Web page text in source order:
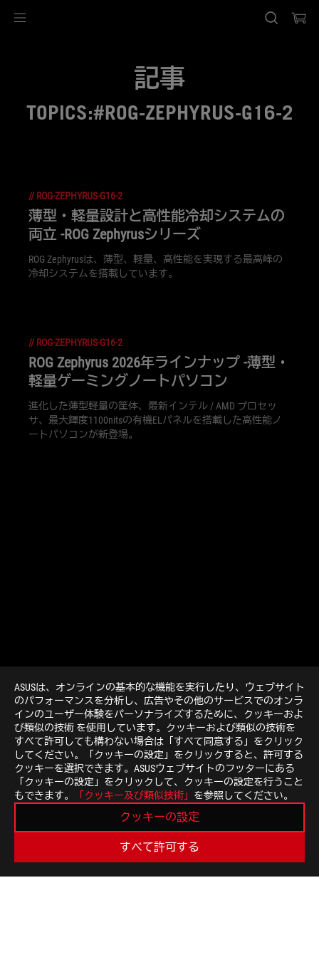
ASUSは、オンラインの基本的な機能を実行したり、ウェブサイト
のパフォーマンスを分析し、広告やその他のサービスでのオンラ
インのユーザー体験をパーソナライズするために、クッキーおよ
び類似の技術 を使用しています。クッキーおよび類似の技術を
すべて許可しても構わない場合は「すべて同意する」をクリック
してください。「クッキーの設定」をクリックすると、許可する
クッキーを選択できます。ASUSウェブサイトのフッターにある
「クッキーの設定」をクリックして、クッキーの設定を行うこと
もできます。
「クッキー及び類似技術」 を参照してください。
クッキーの設定
すべて許可する
記事
TOPICS:#ROG-ZEPHYRUS-G16-2
// ROG-ZEPHYRUS-G16-2
薄型・軽量設計と高性能冷却システムの
両立 -ROG Zephyrusシリーズ
ROG Zephyrusは、薄型、軽量、高性能を実現する最高峰の
冷却システムを搭載しています。
// ROG-ZEPHYRUS-G16-2
ROG Zephyrus 2026年ラインナップ -薄型・
軽量ゲーミングノートパソコン
進化した薄型軽量の筐体、最新インテル / AMD プロセッ
サ、最大輝度1100nitsの有機ELパネルを搭載した高性能ノ
ートパソコンが新登場。
> GAMING ROG ZEPHYRUS G16
最新のお得情報などを手に入れよう